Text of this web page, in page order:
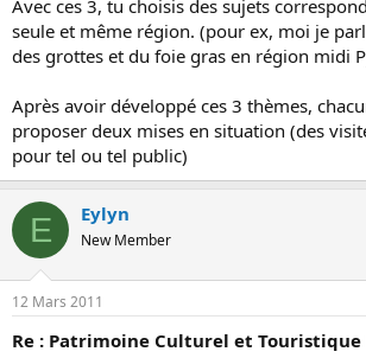
Avec ces 3, tu choisis des sujets
seule et même région. (pour ex, moi je
des grottes et du foie gras en région midi
Après avoir développé ces 3 thèmes,
proposer deux mises en situation (des
pour tel ou tel public)
E Eylyn
New Member
12 Mars 2011
Re : Patrimoine Culturel et Touristique